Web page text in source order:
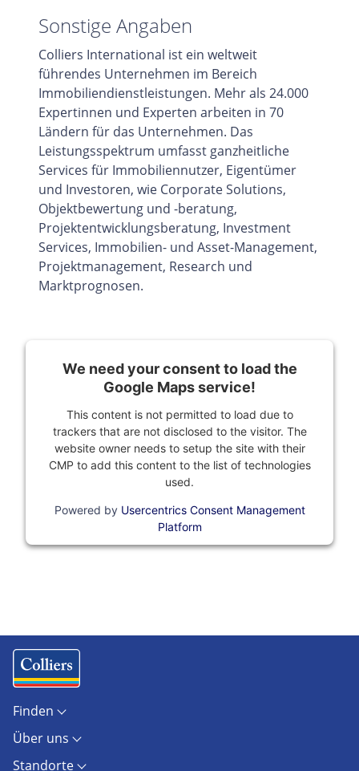
Sonstige Angaben
Colliers International ist ein weltweit
führendes Unternehmen im Bereich
Immobiliendienstleistungen. Mehr als 24.000
Expertinnen und Experten arbeiten in 70
Ländern für das Unternehmen. Das
Leistungsspektrum umfasst ganzheitliche
Services für Immobiliennutzer, Eigentümer
und Investoren, wie Corporate Solutions,
Objektbewertung und -beratung,
Projektentwicklungsberatung, Investment
Services, Immobilien- und Asset-Management,
Projektmanagement, Research und
Marktprognosen.
We need your consent to load the
Google Maps service!
This content is not permitted to load due to
trackers that are not disclosed to the visitor. The
website owner needs to setup the site with their
CMP to add this content to the list of technologies
used.
Powered by Usercentrics Consent Management
Platform
Finden
Standorte
Über uns
Standorte